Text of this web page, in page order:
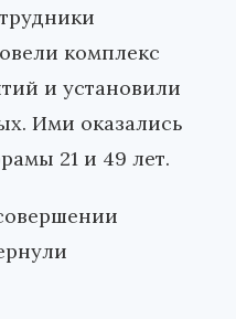
комплекс
и установили
Ими оказались
21 и 49 лет.